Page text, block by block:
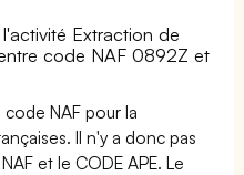
Extraction de
code NAF 0892Z et
NAF pour la
Il n'y a donc pas
et le CODE APE. Le